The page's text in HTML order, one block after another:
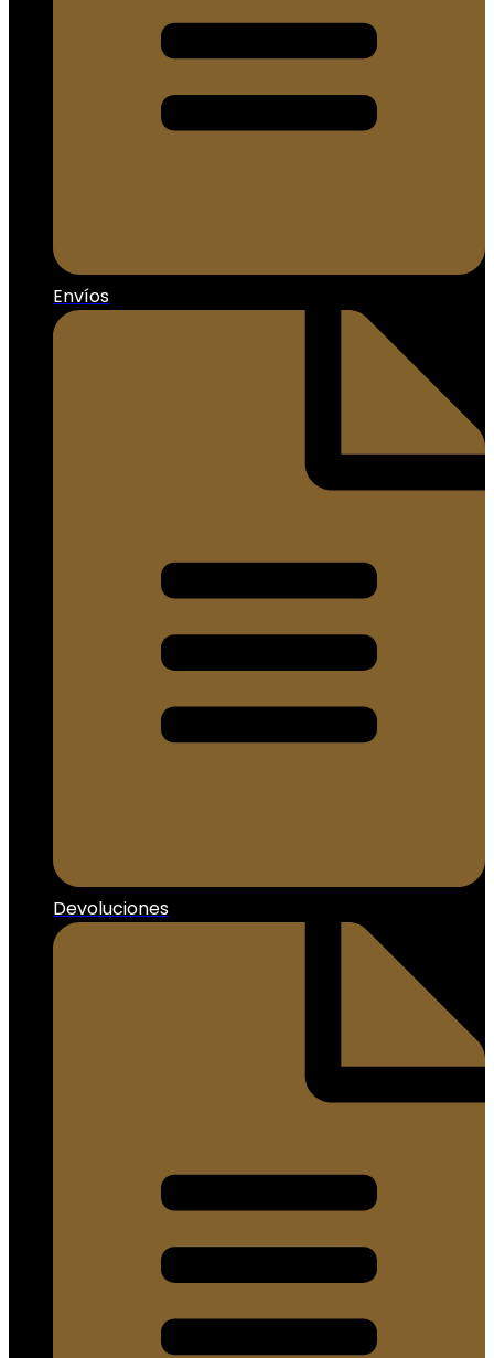
Envíos
Devoluciones